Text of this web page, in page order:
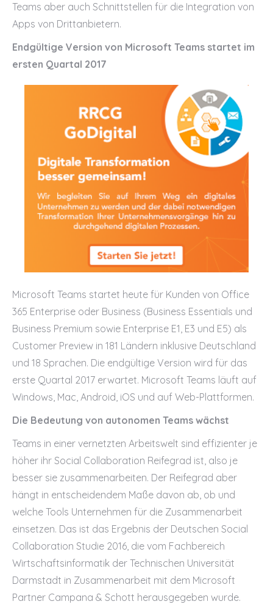
Teams aber auch Schnittstellen für die Integration von
Apps von Drittanbietern.
Endgültige Version von Microsoft Teams startet im
ersten Quartal 2017
Microsoft Teams startet heute für Kunden von Office
365 Enterprise oder Business (Business Essentials und
Business Premium sowie Enterprise E1, E3 und E5) als
Customer Preview in 181 Ländern inklusive Deutschland
und 18 Sprachen. Die endgültige Version wird für das
erste Quartal 2017 erwartet. Microsoft Teams läuft auf
Windows, Mac, Android, iOS und auf Web-Plattformen.
Die Bedeutung von autonomen Teams wächst
Teams in einer vernetzten Arbeitswelt sind effizienter je
höher ihr Social Collaboration Reifegrad ist, also je
besser sie zusammenarbeiten. Der Reifegrad aber
hängt in entscheidendem Maße davon ab, ob und
welche Tools Unternehmen für die Zusammenarbeit
einsetzen. Das ist das Ergebnis der Deutschen Social
Collaboration Studie 2016, die vom Fachbereich
Wirtschaftsinformatik der Technischen Universität
Darmstadt in Zusammenarbeit mit dem Microsoft
Partner Campana & Schott herausgegeben wurde.